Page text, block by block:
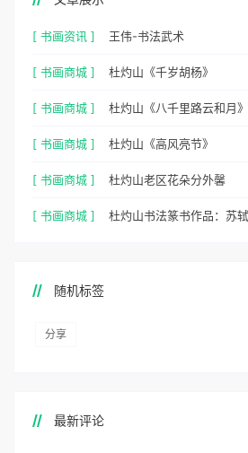
[ 书画资讯 ] 王伟-书法武术
[ 书画商城 ] 杜灼山《千岁胡杨》
[ 书画商城 ] 杜灼山《八千里路云和月》
[ 书画商城 ] 杜灼山《高风亮节》
[ 书画商城 ] 杜灼山老区花朵分外馨
[ 书画商城 ] 杜灼山书法篆书作品：苏
随机标签
分享
最新评论